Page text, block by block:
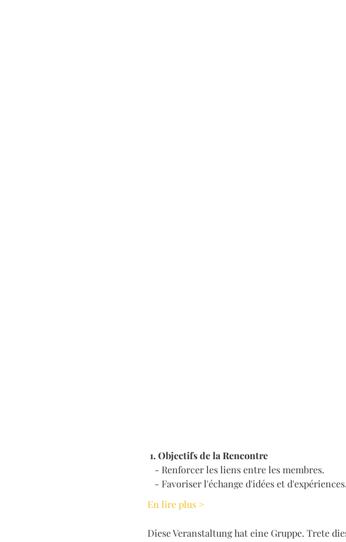
1. Objectifs de la Rencontre
- Renforcer les liens entre les membres.
- Favoriser l'échange d'idées et d'expériences.
En lire plus >
Diese Veranstaltung hat eine Gruppe. Trete